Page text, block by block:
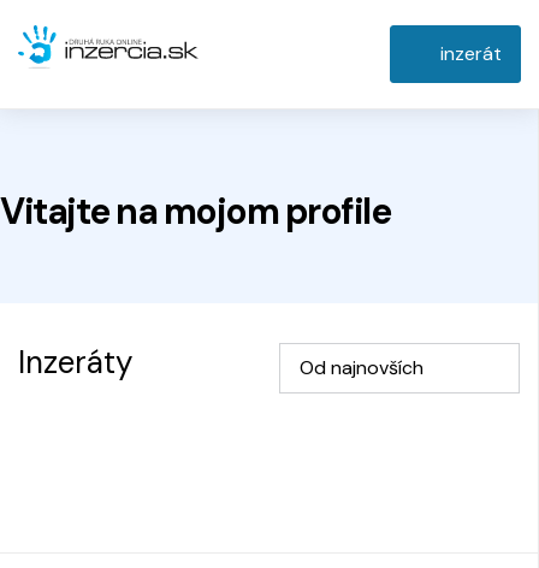
inzerát
Vitajte na mojom profile
Inzeráty Od najnovších